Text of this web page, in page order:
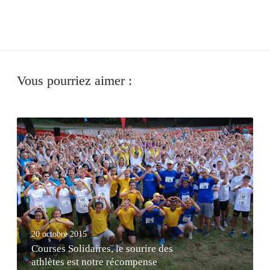
Vous pourriez aimer :
C
o
u
r
s
e
S
o
l
20 octobre 2015
Courses Solidaires, le sourire des
athlètes est notre récompense